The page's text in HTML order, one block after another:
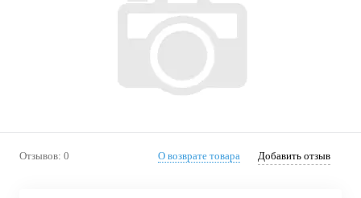
Отзывов: 0 О возврате товара Добавить отзыв